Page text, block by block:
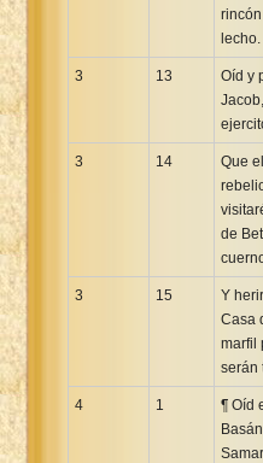
lecho.
3 13
Oíd y
3 14
Que
de
3 15
Y
Casa
marfil
serán
4 1
¶ Oíd